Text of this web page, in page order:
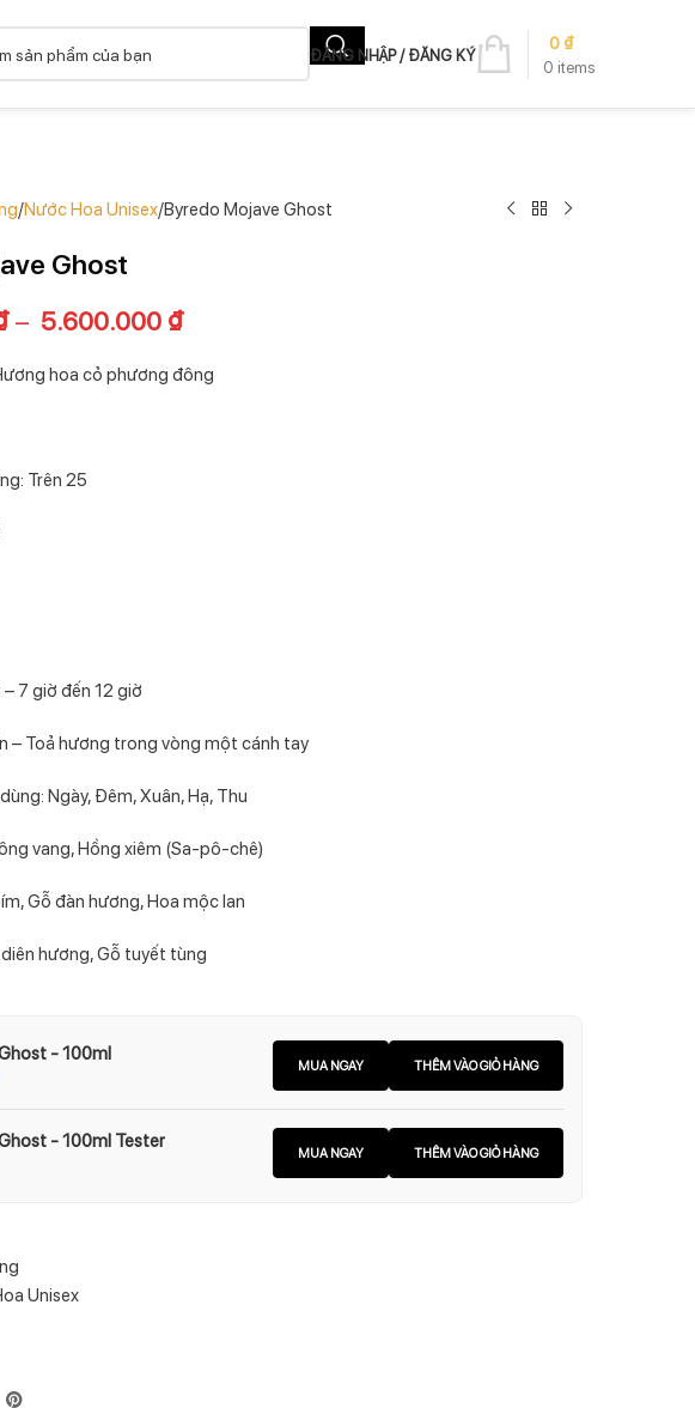
ĐĂNG NHẬP / ĐĂNG KÝ
0 items
0₫
Nước Hoa Unisex Byredo Mojave Ghost
Ghost
– 5.600.000 ₫
hoa cỏ phương đông
Trên 25
7 giờ đến 12 giờ
– Toả hương trong vòng một cánh tay
Ngày, Đêm, Xuân, Hạ, Thu
vang, Hồng xiêm (Sa-pô-chê)
Gỗ đàn hương, Hoa mộc lan
hương, Gỗ tuyết tùng
- 100ml
MUA NGAY THÊM VÀO GIỎ HÀNG
- 100ml Tester
MUA NGAY THÊM VÀO GIỎ HÀNG
Unisex